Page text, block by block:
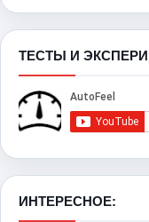
ТЕСТЫ И
ИНТЕРЕСНОЕ: